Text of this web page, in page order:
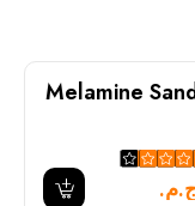
Melamine